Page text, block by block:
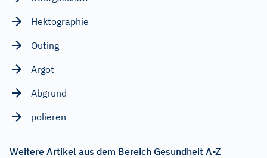
Hektographie
Outing
Argot
Abgrund
polieren
Weitere Artikel aus dem Bereich Gesundheit A-Z